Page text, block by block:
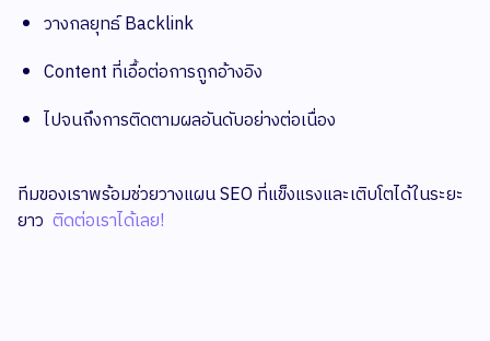
วางกลยุทธ์ Backlink
Content ที่เอื้อต่อการถูกอ้างอิง
ไปจนถึงการติดตามผลอันดับอย่างต่อเนื่อง
ทีมของเราพร้อมช่วยวางแผน SEO ที่แข็งแรงและเติบโตได้ในระยะ
ยาว ติดต่อเราได้เลย!